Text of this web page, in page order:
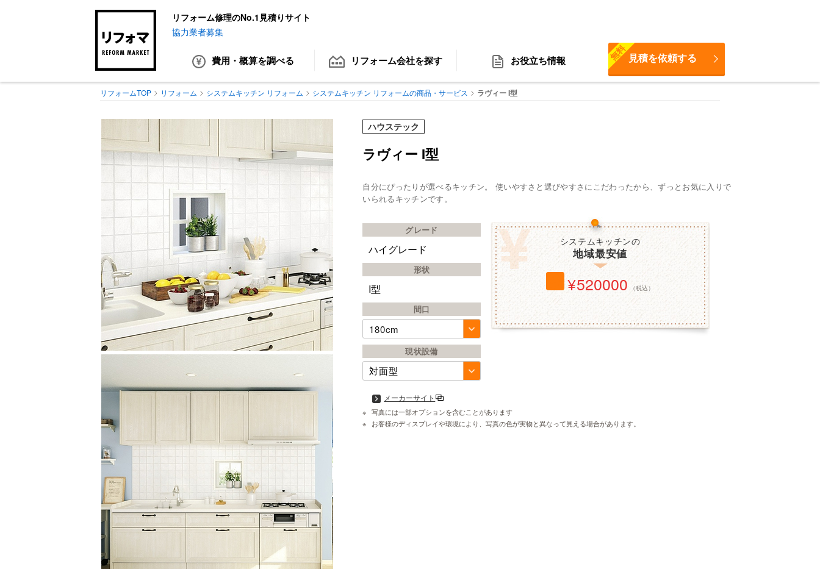
リフォーム修理のNo.1見積りサイト
協力業者募集
費用・概算を調べる リフォーム会社を探す お役立ち情報 見積を依頼する
無料
リフォームTOP リフォーム システムキッチン リフォーム システムキッチン リフォームの商品・サービス ラヴィー I型
ハウステック
ラヴィー I型
自分にぴったりが選べるキッチン。 使いやすさと選びやすさにこだわったから、ずっとお気に入りで
いられるキッチンです。
グレード
ハイグレード
形状
I型
間口
180cm
現状設備
システムキッチンの
地域最安値
520000 （税込）
メーカーサイト
写真には一部オプションを含むことがあります
お客様のディスプレイや環境により、写真の色が実物と異なって見える場合があります。